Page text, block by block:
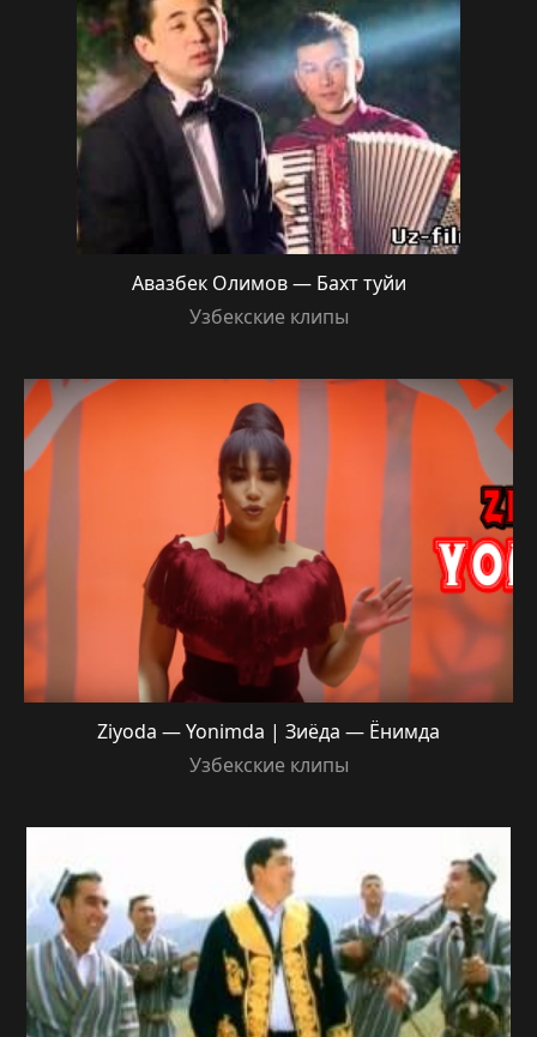
Авазбек Олимов — Бахт туйи
Узбекские клипы
Ziyoda — Yonimda | Зиёда — Ёнимда
Узбекские клипы